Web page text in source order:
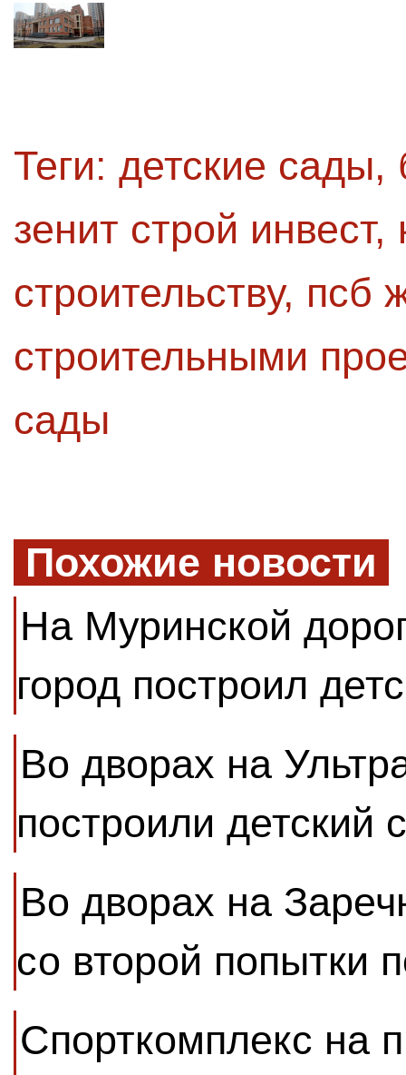
Теги: детские сады,
зенит строй инвест,
строительству, псб
строительными
сады
Похожие новости
На Муринской
город построил
Во дворах на
построили детский
Во дворах на
со второй попытки
Спорткомплекс на